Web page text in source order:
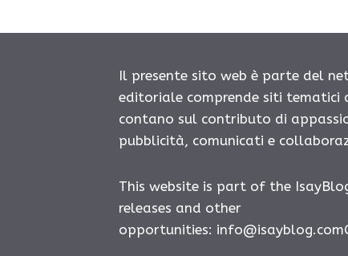
Il presente sito web è parte del
editoriale comprende siti tematici
contano sul contributo di
pubblicità, comunicati e
This website is part of the
releases and other
opportunities: